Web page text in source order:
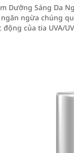
Dưỡng Sáng Da
ngừa chúng
động của tia UVA/